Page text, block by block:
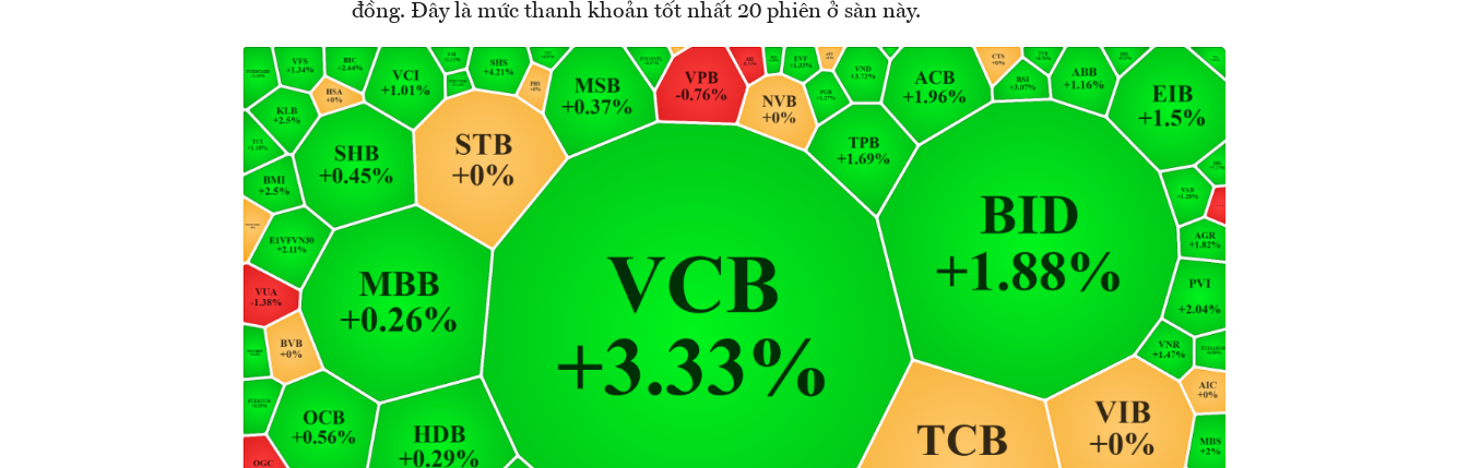
đồng. Đây là mức thanh khoản tốt nhất 20 phiên ở sàn này.